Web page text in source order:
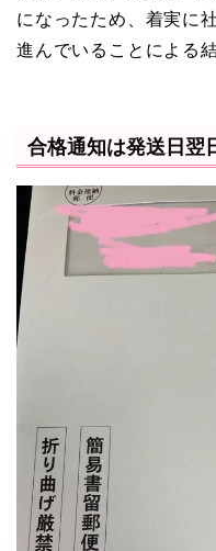
になったため、着実に
進んでいることによる
合格通知は発送日翌